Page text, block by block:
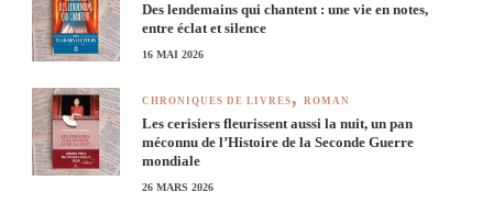
Des lendemains qui chantent : une vie en notes,
entre éclat et silence
16 MAI 2026
CHRONIQUES DE LIVRES ROMAN
Les cerisiers fleurissent aussi la nuit, un pan
méconnu de l’Histoire de la Seconde Guerre
mondiale
26 MARS 2026